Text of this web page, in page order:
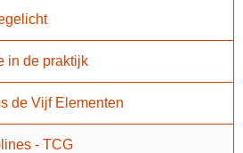
in de praktijk
de Vijf Elementen
- TCG